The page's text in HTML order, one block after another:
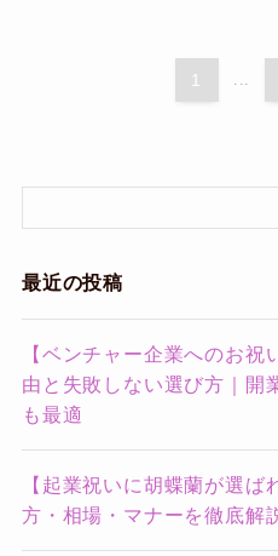
1
最近の投稿
【ベンチャー企業へのお
由と失敗しない選び方｜開
も最適
【起業祝いに胡蝶蘭が選ば
方・相場・マナーを徹底解